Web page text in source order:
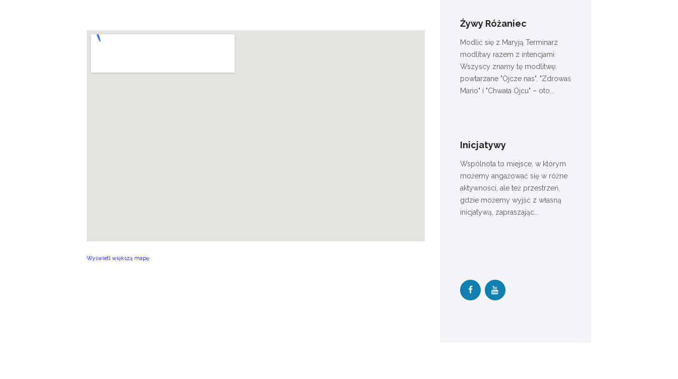
Wyświetl większą mapę
Żywy Różaniec
Modlić się z Maryją Terminarz
modlitwy razem z intencjami
Wszyscy znamy tę modlitwę:
powtarzane "Ojcze nas", "Zdrowaś
Mario" i "Chwała Ojcu" – oto...
Inicjatywy
Wspólnota to miejsce, w którym
możemy angażować się w różne
aktywności, ale też przestrzeń,
gdzie możemy wyjść z własną
inicjatywą, zapraszając...